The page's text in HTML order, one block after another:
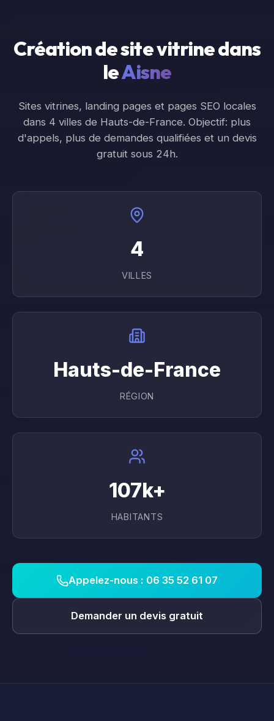
Création de site vitrine dans
leAisne
Sites vitrines, landing pages et pages SEO locales
dans 4 villes de Hauts-de-France. Objectif: plus
d'appels, plus de demandes qualifiées et un devis
gratuit sous 24h.
4
VILLES
Hauts-de-France
RÉGION
107k+
HABITANTS
Appelez-nous : 06 35 52 61 07
Demander un devis gratuit